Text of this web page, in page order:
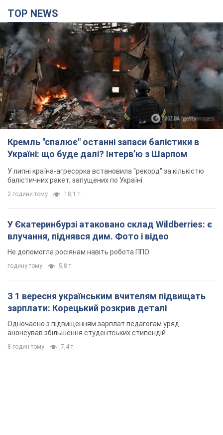
TOP NEWS
Кремль "спалює" останні запаси балістики в
Україні: що буде далі? Інтерв’ю з Шарпом
У липні країна-агресорка встановила "рекорд" за кількістю
балістичних ракет, запущених по Україні
2 години тому 18,1 т.
У Єкатеринбурзі атаковано склад Wildberries: є
влучання, піднявся дим. Фото і відео
Не допомогла росіянам навіть робота ППО
годину тому 5,8 т.
З 1 вересня українським вчителям підвищать
зарплати: Корецький розкрив деталі
Одночасно з підвищенням зарплат педагогам уряд
анонсував збільшення студентських стипендій
8 годин тому 7,4 т.